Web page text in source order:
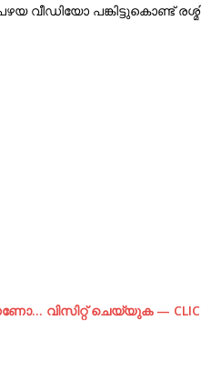
വീഡിയോ പങ്കിട്ടുകൊണ്ട്
വിസിറ്റ് ചെയ്യുക — CLICK